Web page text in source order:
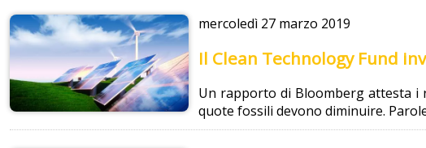
mercoledì 27 marzo 2019
Il Clean Technology Fund
Un rapporto di Bloomberg attesta i
quote fossili devono diminuire.